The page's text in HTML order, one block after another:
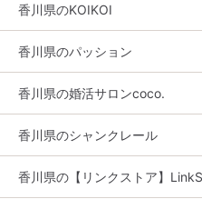
香川県のKOIKOI
香川県のパッション
香川県の婚活サロンcoco.
香川県のシャンクレール
香川県の【リンクストア】